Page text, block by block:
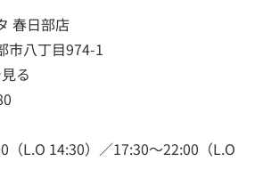
春日部店
市八丁目974-1
る
（L.O 14:30）／17:30～22:00（L.O